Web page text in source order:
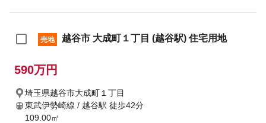
売地 越谷市 大成町１丁目 (越谷駅) 住宅用地
590万円
埼玉県越谷市大成町１丁目
東武伊勢崎線 / 越谷駅 徒歩42分
109.00㎡